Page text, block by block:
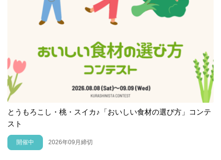
とうもろこし・桃・スイカ♪「おいしい食材の選び方」コンテ
スト
開催中 2026年09月締切